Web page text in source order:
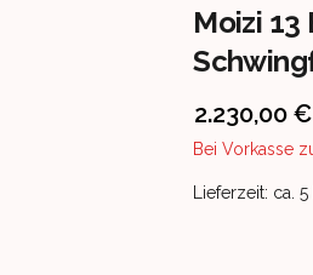
Moizi 13
Product
2.230,00 €
Bei Vorkasse
Product
Lieferzeit: ca.